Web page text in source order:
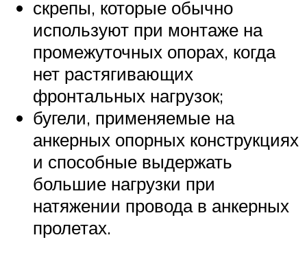
скрепы, которые обычно
используют при монтаже на
промежуточных опорах, когда
нет растягивающих
фронтальных нагрузок;
бугели, применяемые на
анкерных опорных конструкциях
и способные выдержать
большие нагрузки при
натяжении провода в анкерных
пролетах.